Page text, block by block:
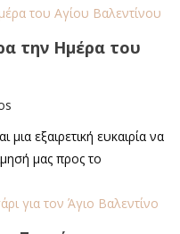
την Ημέρα του
εξαιρετική ευκαιρία να
μας προς το